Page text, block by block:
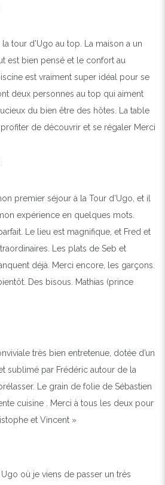
tour d’Ugo au top. La maison a un
est bien pensé et le confort au
est vraiment super idéal pour se
deux personnes au top qui aiment
du bien être des hôtes. La table
de découvrir et se régaler Merci
premier séjour à la Tour d’Ugo, et il
expérience en quelques mots.
Le lieu est magnifique, et Fred et
Les plats de Seb et
déjà. Merci encore, les garçons.
Des bisous. Mathias (prince
très bien entretenue, dotée d’un
sublimé par Frédéric autour de la
Le grain de folie de Sébastien
cuisine . Merci à tous les deux pour
et Vincent »
où je viens de passer un très